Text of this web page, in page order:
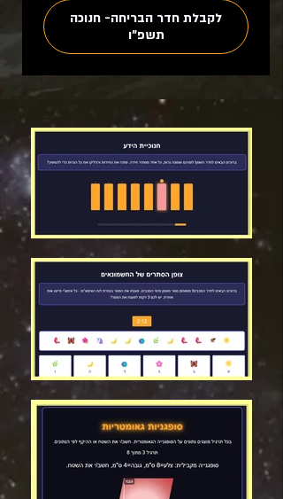
לקבלת חדר הבריחה- חנוכה
תשפ"ו